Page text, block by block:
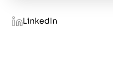
LinkedIn